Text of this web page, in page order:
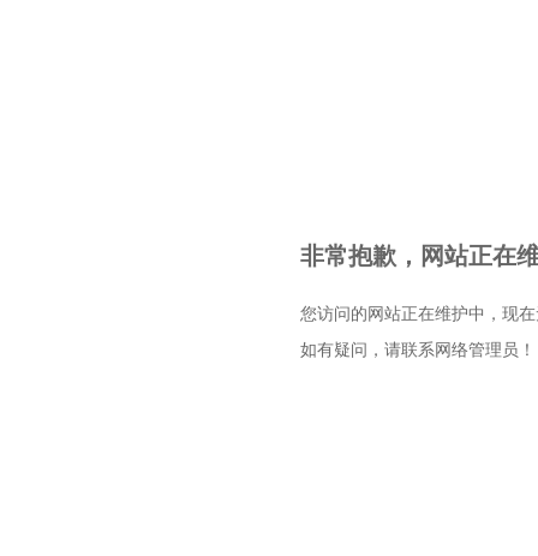
非常抱歉，网站正在
您访问的网站正在维护中，现
如有疑问，请联系网络管理员！